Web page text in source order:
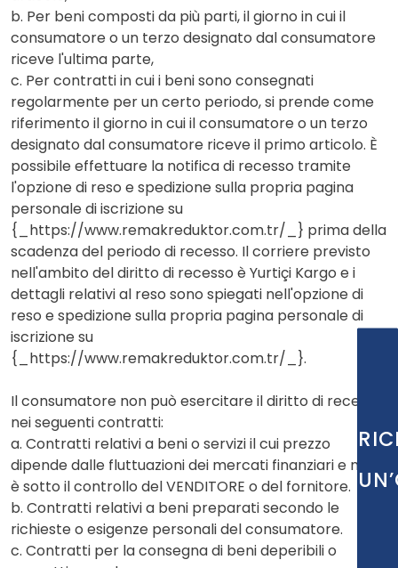
b. Per beni composti da più parti, il giorno in cui il
consumatore o un terzo designato dal consumatore
riceve l'ultima parte,
c. Per contratti in cui i beni sono consegnati
regolarmente per un certo periodo, si prende come
riferimento il giorno in cui il consumatore o un terzo
designato dal consumatore riceve il primo articolo. È
possibile effettuare la notifica di recesso tramite
l'opzione di reso e spedizione sulla propria pagina
personale di iscrizione su
{_https://www.remakreduktor.com.tr/_} prima della
scadenza del periodo di recesso. Il corriere previsto
nell'ambito del diritto di recesso è Yurtiçi Kargo e i
dettagli relativi al reso sono spiegati nell'opzione di
reso e spedizione sulla propria pagina personale di
iscrizione su
{_https://www.remakreduktor.com.tr/_}.
Il consumatore non può esercitare il diritto di recesso
nei seguenti contratti:
a. Contratti relativi a beni o servizi il cui prezzo
dipende dalle fluttuazioni dei mercati finanziari e non
è sotto il controllo del VENDITORE o del fornitore.
b. Contratti relativi a beni preparati secondo le
richieste o esigenze personali del consumatore.
c. Contratti per la consegna di beni deperibili o